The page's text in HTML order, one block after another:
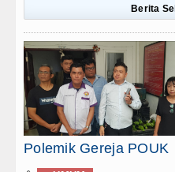
Berita
Polemik Gereja POUK